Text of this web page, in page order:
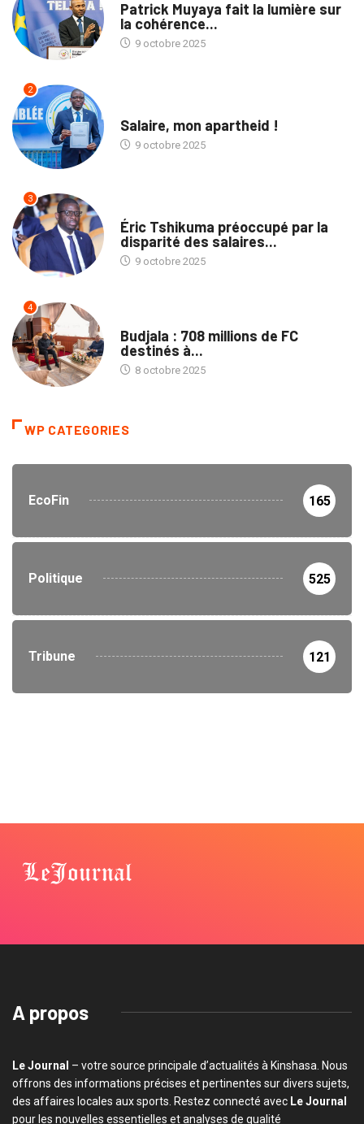
Patrick Muyaya fait la lumière sur
la cohérence...
9 octobre 2025
2
Salaire, mon apartheid !
9 octobre 2025
3
Éric Tshikuma préoccupé par la
disparité des salaires...
9 octobre 2025
4
Budjala : 708 millions de FC
destinés à...
8 octobre 2025
WP CATEGORIES
EcoFin 165
Politique 525
Tribune 121
A propos
Le Journal – votre source principale d’actualités à Kinshasa. Nous
offrons des informations précises et pertinentes sur divers sujets,
des affaires locales aux sports. Restez connecté avec Le Journal
pour les nouvelles essentielles et analyses de qualité